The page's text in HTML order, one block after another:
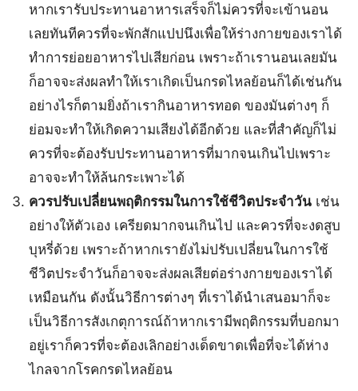
หากเรารับประทานอาหารเสร็จก็ไม่ควรที่จะเข้านอน
เลยทันทีควรที่จะพักสักแปปนึงเพื่อให้ร่างกายของเราได้
ทำการย่อยอาหารไปเสียก่อน เพราะถ้าเรานอนเลยมัน
ก็อาจจะส่งผลทำให้เราเกิดเป็นกรดไหลย้อนก็ได้เช่นกัน
อย่างไรก็ตามยิ่งถ้าเรากินอาหารทอด ของมันต่างๆ ก็
ย่อมจะทำให้เกิดความเสียงได้อีกด้วย และที่สำคัญก็ไม่
ควรที่จะต้องรับประทานอาหารที่มากจนเกินไปเพราะ
อาจจะทำให้ล้นกระเพาะได้
ควรปรับเปลี่ยนพฤติกรรมในการใช้ชีวิตประจำวัน เช่น
อย่างให้ตัวเอง เครียดมากจนเกินไป และควรที่จะงดสูบ
บุหรี่ด้วย เพราะถ้าหากเรายังไม่ปรับเปลี่ยนในการใช้
ชีวิตประจำวันก็อาจจะส่งผลเสียต่อร่างกายของเราได้
เหมือนกัน ดังนั้นวิธีการต่างๆ ที่เราได้นำเสนอมาก็จะ
เป็นวิธีการสังเกตุการณ์ถ้าหากเรามีพฤติกรรมที่บอกมา
อยู่เราก็ควรที่จะต้องเลิกอย่างเด็ดขาดเพื่อที่จะได้ห่าง
ไกลจากโรคกรดไหลย้อน